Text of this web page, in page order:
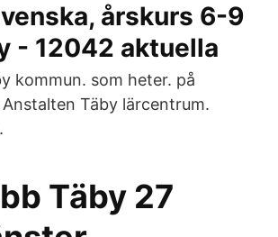
årskurs 6-9
- 12042 aktuella
kommun. som heter. på
Täby lärcentrum.
Täby 27